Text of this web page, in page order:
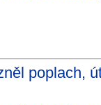
poplach,